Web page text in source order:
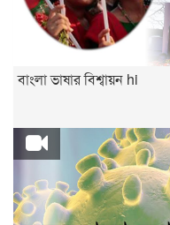
বাংলা ভাষার বিশ্বায়ন hi